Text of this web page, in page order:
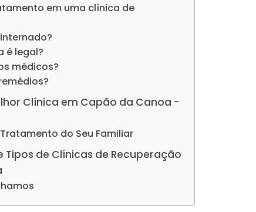
em uma clínica de
é legal?
médicos?
Clínica em Capão da Canoa -
do Seu Familiar
Tipos de Clínicas de Recuperação